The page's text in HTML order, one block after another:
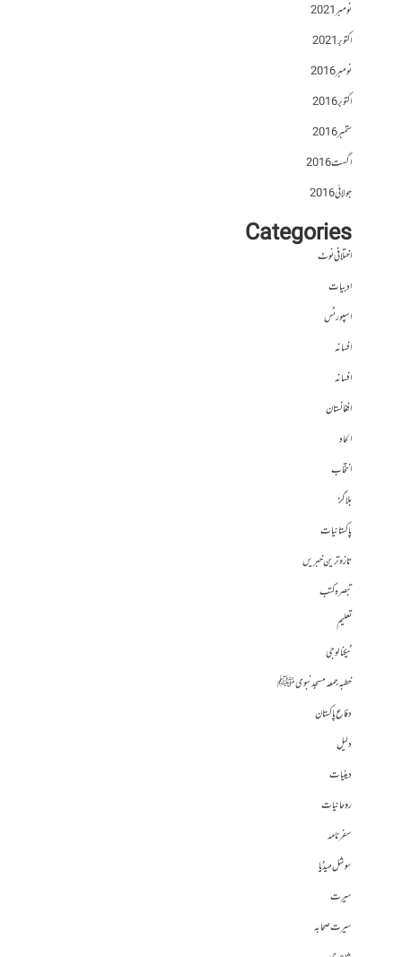
نومبر 2021
اکتوبر 2021
نومبر 2016
اکتوبر 2016
ستمبر 2016
اگست 2016
جولائی 2016
Categories
اختلافی نوٹ
ادبیات
اسپورٹس
افسانہ
افسانہ
افغانستان
الحاد
انتخاب
بلاگز
پاکستانیات
تازہ ترین خبریں
تبصرہ کتب
تعلیم
ٹیکنالوجی
خطبہ جمعہ مسجد نبوی ﷺ
دفاع پاکستان
دلیل
دینیات
روحانیات
سفرنامہ
سوشل میڈیا
سیرت
سیرت صحابہ